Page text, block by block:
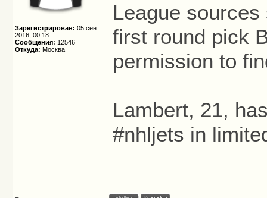
Зарегистрирован: 05 сен
2016, 00:18
Сообщения: 12546
Откуда: Москва
League
first round pick
permission to
Lambert, 21,
#nhljets in